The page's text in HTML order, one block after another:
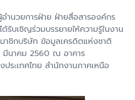
ำนวยการฝ่าย ฝ่ายสื่อสารองค์กร
รับเชิญร่วมบรรยายให้ความรู้ในงาน
าชิกบริษัท ข้อมูลเครดิตแห่งชาติ
มีนาคม 2560 ณ อาคาร
ประเทศไทย สำนักงานภาคเหนือ